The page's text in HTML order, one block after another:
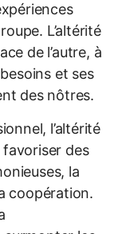
L’altérité
de l’autre, à
et ses
des nôtres.
l’altérité
des
la
coopération.